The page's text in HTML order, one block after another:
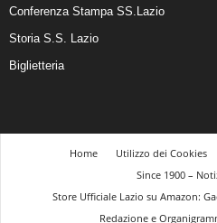
Conferenza Stampa SS.Lazio
Storia S.S. Lazio
Biglietteria
Home Utilizzo dei Cookies
Since 1900 –
Store Ufficiale Lazio su Amazon:
Redazione e